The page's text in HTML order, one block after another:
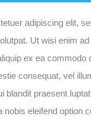
adipiscing elit,
Ut wisi enim
ex ea
consequat, vel
praesent
eleifend option